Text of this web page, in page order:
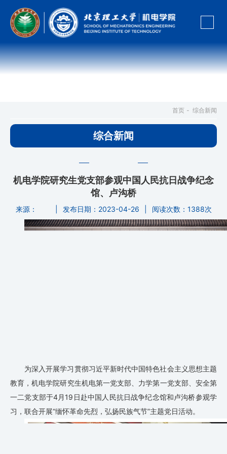
首页 - 综合新闻
综合新闻
机电学院研究生党支部参观中国人民抗日战争纪念
馆、卢沟桥
来源： 发布日期：2023-04-26 阅读次数： 1388次
为深入开展学习贯彻习近平新时代中国特色社会主义思想主题
教育，机电学院研究生机电第一党支部、力学第一党支部、安全第
一二党支部于4月19日赴中国人民抗日战争纪念馆和卢沟桥参观学
习，联合开展“缅怀革命先烈，弘扬民族气节”主题党日活动。